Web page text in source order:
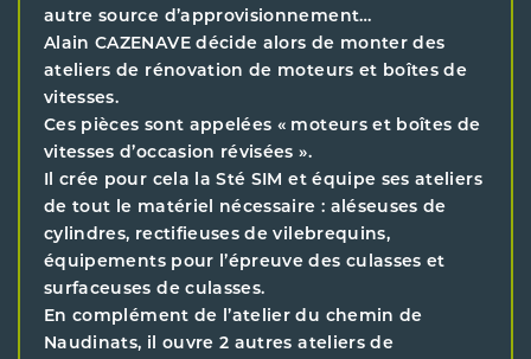
autre source d’approvisionnement…
Alain CAZENAVE décide alors de monter des
ateliers de rénovation de moteurs et boîtes de
vitesses.
Ces pièces sont appelées « moteurs et boîtes de
vitesses d’occasion révisées ».
Il crée pour cela la Sté SIM et équipe ses ateliers
de tout le matériel nécessaire : aléseuses de
cylindres, rectifieuses de vilebrequins,
équipements pour l’épreuve des culasses et
surfaceuses de culasses.
En complément de l’atelier du chemin de
Naudinats, il ouvre 2 autres ateliers de